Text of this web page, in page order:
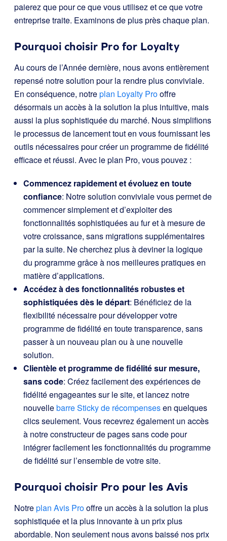
paierez que pour ce que vous utilisez et ce que votre
entreprise traite. Examinons de plus près chaque plan.
Pourquoi choisir Pro for Loyalty
Au cours de l’Année dernière, nous avons entièrement
repensé notre solution pour la rendre plus conviviale.
En conséquence, notreplan Loyalty Prooffre
désormais un accès à la solution la plus intuitive, mais
aussi la plus sophistiquée du marché. Nous simplifions
le processus de lancement tout en vous fournissant les
outils nécessaires pour créer un programme de fidélité
efficace et réussi. Avec le plan Pro, vous pouvez :
Commencez rapidement et évoluez en toute
confiance: Notre solution conviviale vous permet de
commencer simplement et d’exploiter des
fonctionnalités sophistiquées au fur et à mesure de
votre croissance, sans migrations supplémentaires
par la suite. Ne cherchez plus à deviner la logique
du programme grâce à nos meilleures pratiques en
matière d’applications.
Accédez à des fonctionnalités robustes et
sophistiquées dès le départ: Bénéficiez de la
flexibilité nécessaire pour développer votre
programme de fidélité en toute transparence, sans
passer à un nouveau plan ou à une nouvelle
solution.
Clientèle et programme de fidélité sur mesure,
sans code: Créez facilement des expériences de
fidélité engageantes sur le site, et lancez notre
nouvellebarre Sticky de récompensesen quelques
clics seulement. Vous recevrez également un accès
à notre constructeur de pages sans code pour
intégrer facilement les fonctionnalités du programme
de fidélité sur l’ensemble de votre site.
Pourquoi choisir Pro pour les Avis
Notreplan Avis Prooffre un accès à la solution la plus
sophistiquée et la plus innovante à un prix plus
abordable. Non seulement nous avons baissé nos prix